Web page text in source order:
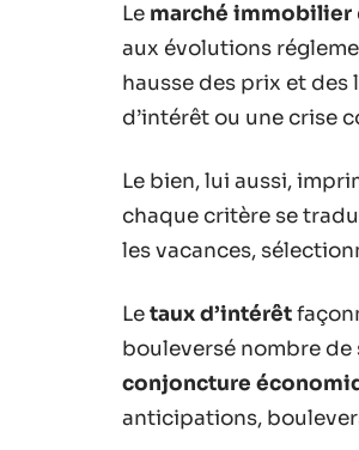
Le marché immobilier
aux évolutions
hausse des prix et
d’intérêt ou une crise
Le bien, lui aussi,
chaque critère se
les vacances,
Letaux d’intérêt
bouleversé nombre
conjoncture
anticipations,